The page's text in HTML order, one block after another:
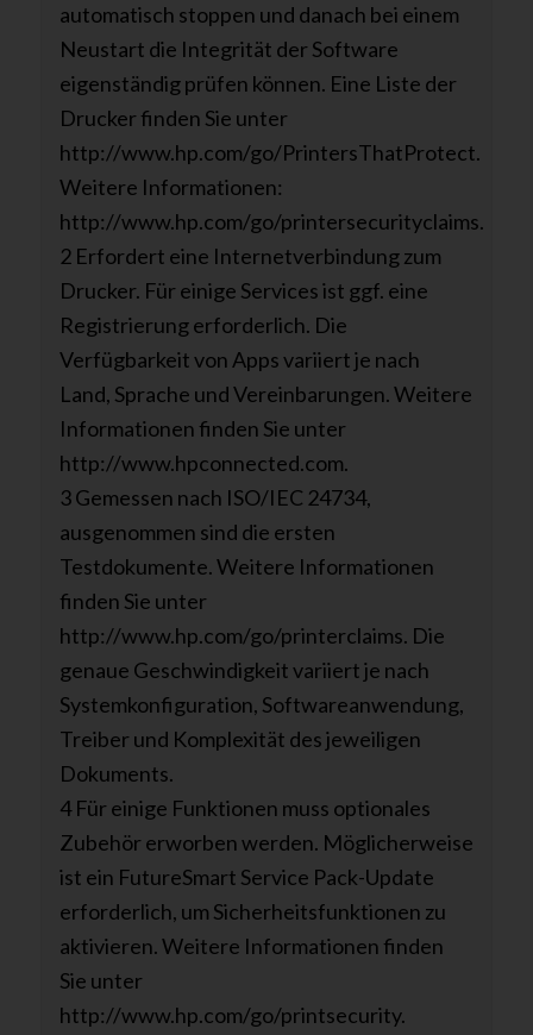
automatisch stoppen und danach bei einem
Neustart die Integrität der Software
eigenständig prüfen können. Eine Liste der
Drucker finden Sie unter
http://www.hp.com/go/PrintersThatProtect.
Weitere Informationen:
http://www.hp.com/go/printersecurityclaims.
2 Erfordert eine Internetverbindung zum
Drucker. Für einige Services ist ggf. eine
Registrierung erforderlich. Die
Verfügbarkeit von Apps variiert je nach
Land, Sprache und Vereinbarungen. Weitere
Informationen finden Sie unter
http://www.hpconnected.com.
3 Gemessen nach ISO/IEC 24734,
ausgenommen sind die ersten
Testdokumente. Weitere Informationen
finden Sie unter
http://www.hp.com/go/printerclaims. Die
genaue Geschwindigkeit variiert je nach
Systemkonfiguration, Softwareanwendung,
Treiber und Komplexität des jeweiligen
Dokuments.
4 Für einige Funktionen muss optionales
Zubehör erworben werden. Möglicherweise
ist ein FutureSmart Service Pack-Update
erforderlich, um Sicherheitsfunktionen zu
aktivieren. Weitere Informationen finden
Sie unter
http://www.hp.com/go/printsecurity.